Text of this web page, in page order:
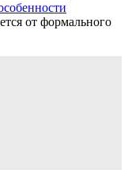
от формального